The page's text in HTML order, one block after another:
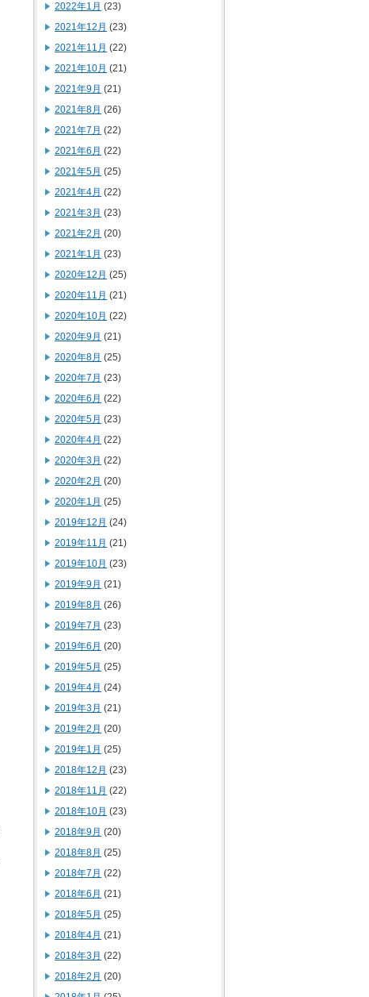
2022年1月 (23)
2021年12月 (23)
2021年11月 (22)
2021年10月 (21)
2021年9月 (21)
2021年8月 (26)
2021年7月 (22)
2021年6月 (22)
2021年5月 (25)
2021年4月 (22)
2021年3月 (23)
2021年2月 (20)
2021年1月 (23)
2020年12月 (25)
2020年11月 (21)
2020年10月 (22)
2020年9月 (21)
2020年8月 (25)
2020年7月 (23)
2020年6月 (22)
2020年5月 (23)
2020年4月 (22)
2020年3月 (22)
2020年2月 (20)
2020年1月 (25)
2019年12月 (24)
2019年11月 (21)
2019年10月 (23)
2019年9月 (21)
2019年8月 (26)
2019年7月 (23)
2019年6月 (20)
2019年5月 (25)
2019年4月 (24)
2019年3月 (21)
2019年2月 (20)
2019年1月 (25)
2018年12月 (23)
2018年11月 (22)
2018年10月 (23)
2018年9月 (20)
2018年8月 (25)
2018年7月 (22)
2018年6月 (21)
2018年5月 (25)
2018年4月 (21)
2018年3月 (22)
2018年2月 (20)